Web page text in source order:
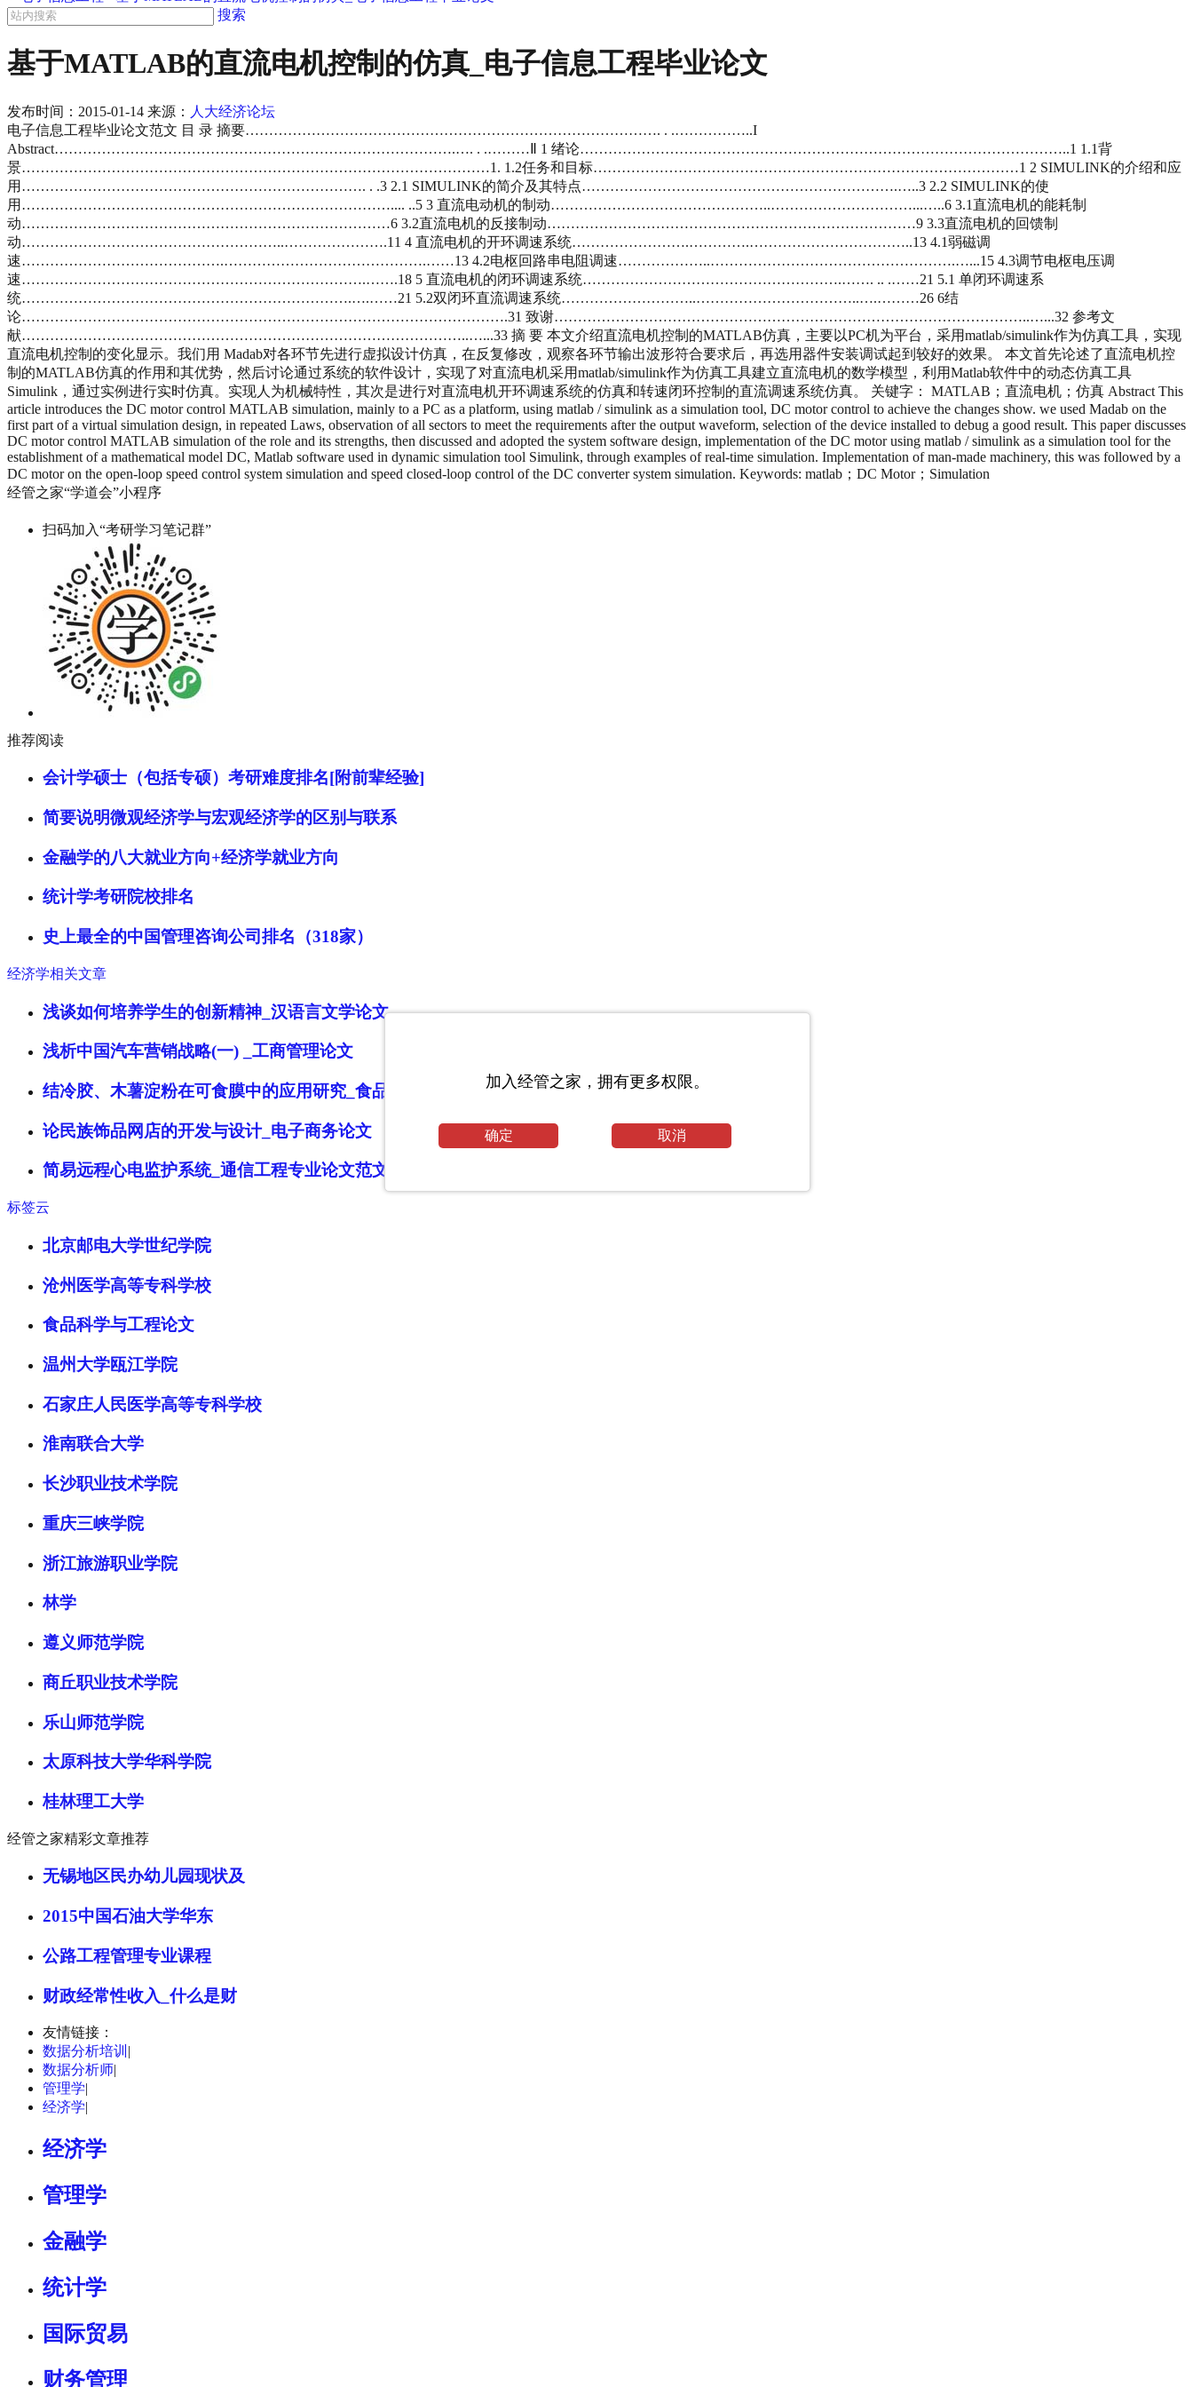
搜索
基于MATLAB的直流电机控制的仿真_电子信息工程毕业论文
发布时间： 2015-01-14 来源： 人大经济论坛
电子信息工程毕业论文范文 目 录 摘要……………………………………………………………………………. . .……………..I
Abstract………………………………………………………………………….…. . .………Ⅱ 1 绪论…………………………………………………………………………………………..1 1.1背
景………………………………………………………………………………………1. 1.2任务和目标………………………………………………………………………………1 2 SIMULINK的介绍和应
用………………………………………………………………. . .3 2.1 SIMULINK的简介及其特点………………………………………………………….…..3 2.2 SIMULINK的使
用…………………………………………………………………….... ..5 3 直流电动机的制动………………………………………..…………………………...…..6 3.1直流电机的能耗制
动……………………………………………………………………6 3.2直流电机的反接制动……………………………………………………………………9 3.3直流电机的回馈制
动………………………………………………..………………….11 4 直流电机的开环调速系统…………………….………….……………………………..13 4.1弱磁调
速…………………………………….…………………………………….……13 4.2电枢回路串电阻调速………………..…………………………………………….…...15 4.3调节电枢电压调
速……………………………………………………………….…….18 5 直流电机的闭环调速系统……………………………………………….……. .. .……21 5.1 单闭环调速系
统…………………………………………………………….….……21 5.2双闭环直流调速系统………………………..……………………………..….………26 6结
论………………………………………………………………………………………….31 致谢………………………………………………………………………………………..…...32 参考文
献…………………………………………………………………………………..…...33 摘 要 本文介绍直流电机控制的MATLAB仿真，主要以PC机为平台，采用matlab/simulink作为仿真工具，实现
直流电机控制的变化显示。我们用 Madab对各环节先进行虚拟设计仿真，在反复修改，观察各环节输出波形符合要求后，再选用器件安装调试起到较好的效果。 本文首先论述了直流电机控
制的MATLAB仿真的作用和其优势，然后讨论通过系统的软件设计，实现了对直流电机采用matlab/simulink作为仿真工具建立直流电机的数学模型，利用Matlab软件中的动态仿真工具
Simulink，通过实例进行实时仿真。实现人为机械特性，其次是进行对直流电机开环调速系统的仿真和转速闭环控制的直流调速系统仿真。 关键字： MATLAB；直流电机；仿真 Abstract This
article introduces the DC motor control MATLAB simulation, mainly to a PC as a platform, using matlab / simulink as a simulation tool, DC motor control to achieve the changes show. we used Madab on the
first part of a virtual simulation design, in repeated Laws, observation of all sectors to meet the requirements after the output waveform, selection of the device installed to debug a good result. This paper discusses
DC motor control MATLAB simulation of the role and its strengths, then discussed and adopted the system software design, implementation of the DC motor using matlab / simulink as a simulation tool for the
establishment of a mathematical model DC, Matlab software used in dynamic simulation tool Simulink, through examples of real-time simulation. Implementation of man-made machinery, this was followed by a
DC motor on the open-loop speed control system simulation and speed closed-loop control of the DC converter system simulation. Keywords: matlab；DC Motor；Simulation
经管之家“学道会”小程序
扫码加入“考研学习笔记群”
推荐阅读
会计学硕士（包括专硕）考研难度排名[附前辈经验]
简要说明微观经济学与宏观经济学的区别与联系
金融学的八大就业方向+经济学就业方向
统计学考研院校排名
史上最全的中国管理咨询公司排名（318家）
经济学相关文章
浅谈如何培养学生的创新精神_汉语言文学论文
浅析中国汽车营销战略(一) _工商管理论文
结冷胶、木薯淀粉在可食膜中的应用研究_食品科学与工程论文
论民族饰品网店的开发与设计_电子商务论文
简易远程心电监护系统_通信工程专业论文范文
标签云
北京邮电大学世纪学院
沧州医学高等专科学校
食品科学与工程论文
温州大学瓯江学院
石家庄人民医学高等专科学校
淮南联合大学
长沙职业技术学院
重庆三峡学院
浙江旅游职业学院
林学
遵义师范学院
商丘职业技术学院
乐山师范学院
太原科技大学华科学院
桂林理工大学
经管之家精彩文章推荐
无锡地区民办幼儿园现状及
2015中国石油大学华东
公路工程管理专业课程
财政经常性收入_什么是财
友情链接：
数据分析培训 |
数据分析师|
管理学|
经济学|
经济学
管理学
金融学
统计学
国际贸易
财务管理
加入经管之家，拥有更多权限。
确定 取消